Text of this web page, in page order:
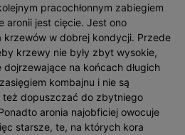
pracochłonnym zabiegiem
aronii jest cięcie. Jest ono
krzewów w dobrej kondycji. Przede
krzewy nie były zbyt wysokie,
na końcach długich
kombajnu i nie są
też dopuszczać do zbytniego
aronia najobficiej owocuje
starsze, te, na których kora